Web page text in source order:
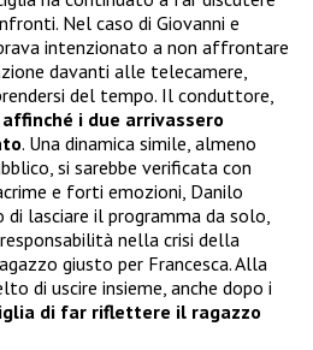
Nel caso di Giovanni e
intenzionato a non affrontare
davanti alle telecamere,
del tempo. Il conduttore,
i due arrivassero
. Una dinamica simile, almeno
si sarebbe verificata con
e forti emozioni, Danilo
di lasciare il programma da solo,
nella crisi della
giusto per Francesca. Alla
di uscire insieme, anche dopo i
di far riflettere il ragazzo